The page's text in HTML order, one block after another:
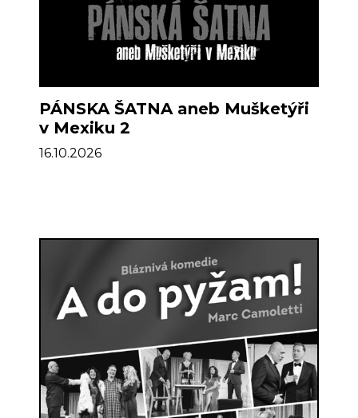
PÁNSKA ŠATNA aneb Mušketýři
v Mexiku 2
16.10.2026